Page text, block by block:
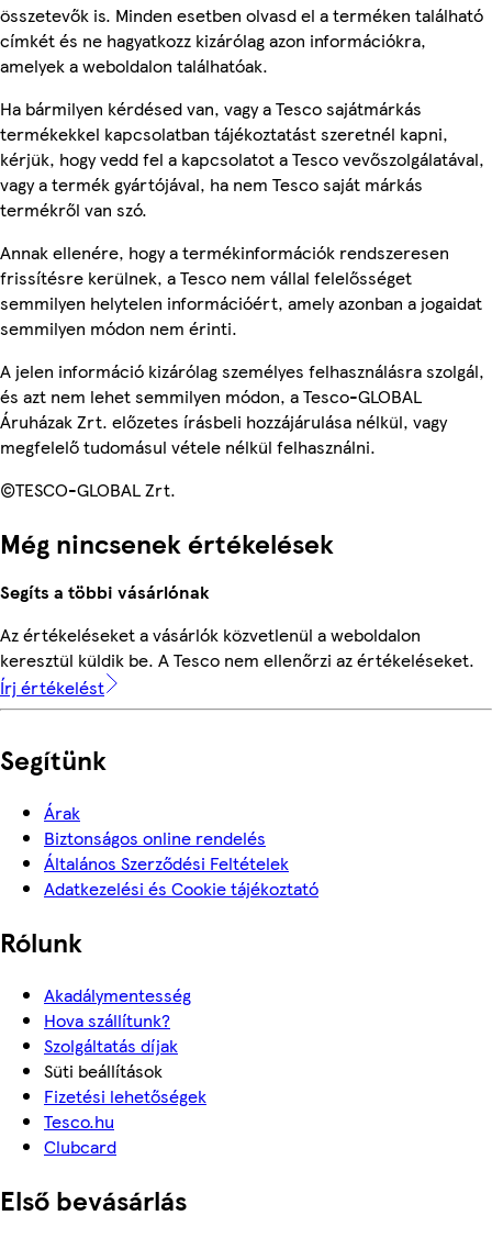
összetevők is. Minden esetben olvasd el a terméken található
címkét és ne hagyatkozz kizárólag azon információkra,
amelyek a weboldalon találhatóak.
Ha bármilyen kérdésed van, vagy a Tesco sajátmárkás
termékekkel kapcsolatban tájékoztatást szeretnél kapni,
kérjük, hogy vedd fel a kapcsolatot a Tesco vevőszolgálatával,
vagy a termék gyártójával, ha nem Tesco saját márkás
termékről van szó.
Annak ellenére, hogy a termékinformációk rendszeresen
frissítésre kerülnek, a Tesco nem vállal felelősséget
semmilyen helytelen információért, amely azonban a jogaidat
semmilyen módon nem érinti.
A jelen információ kizárólag személyes felhasználásra szolgál,
és azt nem lehet semmilyen módon, a Tesco-GLOBAL
Áruházak Zrt. előzetes írásbeli hozzájárulása nélkül, vagy
megfelelő tudomásul vétele nélkül felhasználni.
©TESCO-GLOBAL Zrt.
Még nincsenek értékelések
Segíts a többi vásárlónak
Az értékeléseket a vásárlók közvetlenül a weboldalon
keresztül küldik be. A Tesco nem ellenőrzi az értékeléseket.
Írj értékelést
Segítünk
Árak
Biztonságos online rendelés
Általános Szerződési Feltételek
Adatkezelési és Cookie tájékoztató
Rólunk
Akadálymentesség
Hova szállítunk?
Szolgáltatás díjak
Süti beállítások
Fizetési lehetőségek
Tesco.hu
Clubcard
Első bevásárlás